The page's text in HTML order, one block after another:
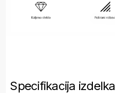
Specifikacija izdelka